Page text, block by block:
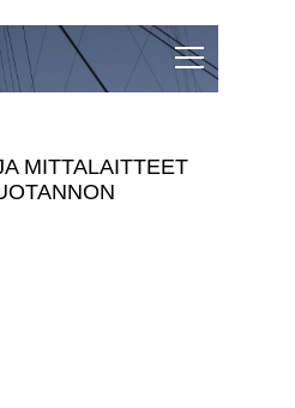
MITTALAITTEET